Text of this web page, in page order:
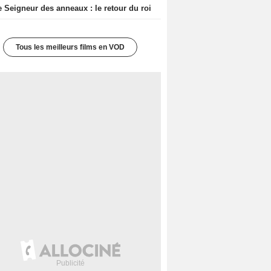
Seigneur des anneaux : le retour du roi
Tous les meilleurs films en VOD